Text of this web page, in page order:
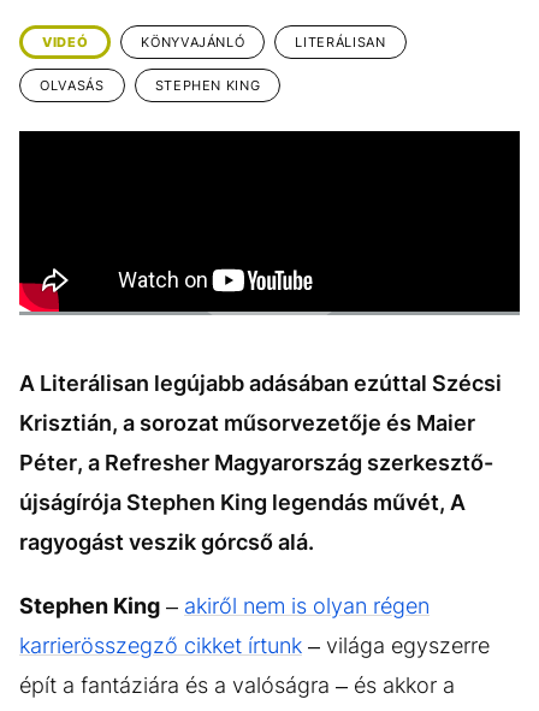
VIDEÓ TÖRTÉNETEK
GASZTRO
VIDEÓ KÖNYVAJÁNLÓ LITERÁLISAN
OLVASÁS STEPHEN KING
A Literálisan legújabb adásában ezúttal Szécsi
Krisztián, a sorozat műsorvezetője és Maier
Péter, a Refresher Magyarország szerkesztő-
újságírója Stephen King legendás művét, A
ragyogást veszik górcső alá.
Stephen King – akiről nem is olyan régen
karrierösszegző cikket írtunk – világa egyszerre
épít a fantáziára és a valóságra – és akkor a